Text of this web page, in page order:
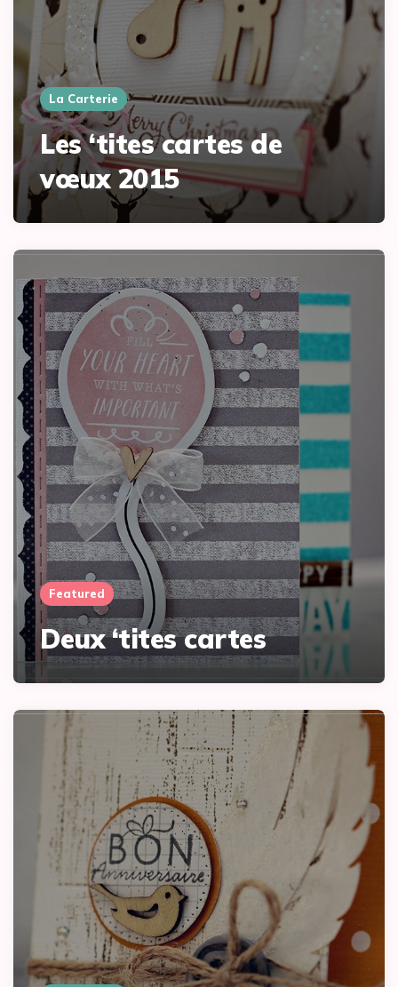
La Carterie
Les ‘tites cartes de
vœux 2015
Featured
Deux ‘tites cartes